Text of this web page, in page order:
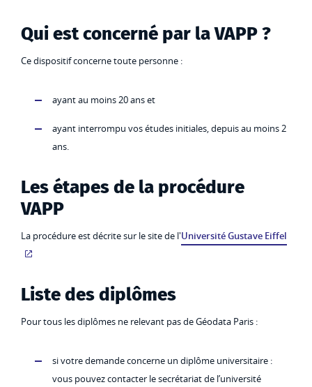
Qui est concerné par la VAPP ?
Ce dispositif concerne toute personne :
ayant au moins 20 ans et
ayant interrompu vos études initiales, depuis au moins 2
ans.
Les étapes de la procédure
VAPP
La procédure est décrite sur le site de l'Université Gustave Eiffel
Liste des diplômes
Pour tous les diplômes ne relevant pas de Géodata Paris :
si votre demande concerne un diplôme universitaire :
vous pouvez contacter le secrétariat de l’université